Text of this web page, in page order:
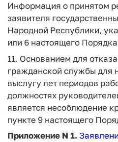
Информация о принятом
заявителя
Народной Республики,
или 6 настоящего
11. Основанием для
гражданской службы для
выслугу лет периодов
должностях
является несоблюдение
пункте 9 настоящего
Приложение N 1.